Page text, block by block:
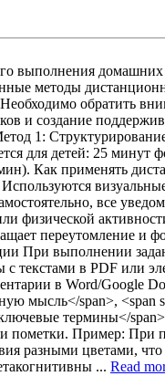
выполнения
методы
обратить
и создание
1:
для детей: 25 минут
Как применять
все
физической
переутомление и
При выполнении
с текстами в PDF или
в Word/Google
мысль</span>, <span
термины</
пометки. Пример: При
разными цветами, что
... Read